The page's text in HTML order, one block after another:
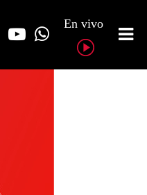
En vivo